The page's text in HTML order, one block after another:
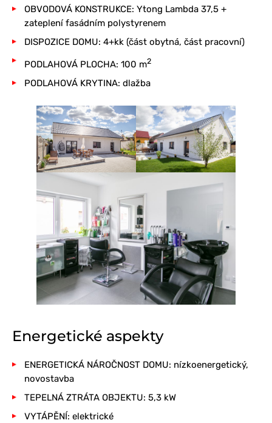
OBVODOVÁ KONSTRUKCE: Ytong Lambda 37,5 +
zateplení fasádním polystyrenem
DISPOZICE DOMU: 4+kk (část obytná, část pracovní)
PODLAHOVÁ PLOCHA: 100 m2
PODLAHOVÁ KRYTINA: dlažba
Energetické aspekty
ENERGETICKÁ NÁROČNOST DOMU: nízkoenergetický,
novostavba
TEPELNÁ ZTRÁTA OBJEKTU: 5,3 kW
VYTÁPĚNÍ: elektrické